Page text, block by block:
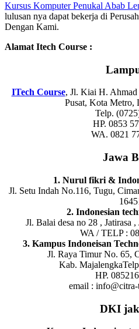
Kursus Komputer Penukal Abab
lulusan nya dapat bekerja di
Dengan Kami.
Alamat Itech Course :
ITech Course, Jl. Kiai H.
Pusat, Kota Metro,
Telp.
HP. 0853
WA. 0821
Jawa
1. Nurul fikri &
Jl. Setu Indah No.116, Tugu,
2. Indonesian
Jl. Balai desa no 28 , Jatirasa
WA / TELP :
3. Kampus Indoneisan
Jl. Raya Timur No. 65,
Kab.
HP.
email :
DKI